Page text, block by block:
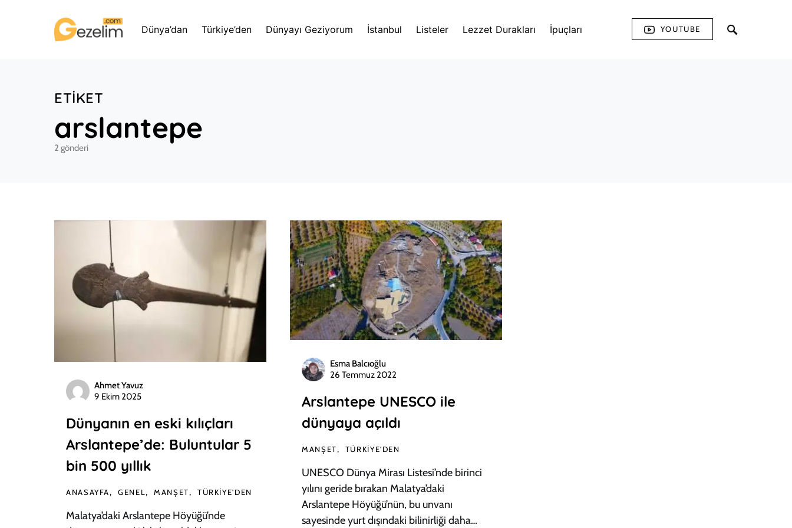
Dünya’dan Türkiye’den Dünyayı Geziyorum İstanbul Listeler Lezzet Durakları İpuçları YOUTUBE
ETIKET
arslantepe
2 gönderi
Ahmet Yavuz
9 Ekim 2025
Dünyanın en eski kılıçları
Arslantepe’de: Buluntular 5
bin 500 yıllık
ANASAYFA GENEL MANŞET TÜRKIYE'DEN
Malatya’daki Arslantepe Höyüğü’nde
Esma Balcıoğlu
26 Temmuz 2022
Arslantepe UNESCO ile
dünyaya açıldı
MANŞET TÜRKIYE'DEN
UNESCO Dünya Mirası Listesi’nde birinci
yılını geride bırakan Malatya’daki
Arslantepe Höyüğü’nün, bu unvanı
sayesinde yurt dışındaki bilinirliği daha…